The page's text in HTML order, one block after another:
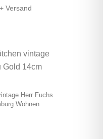
Versand
Herr Fuchs
Wohnen